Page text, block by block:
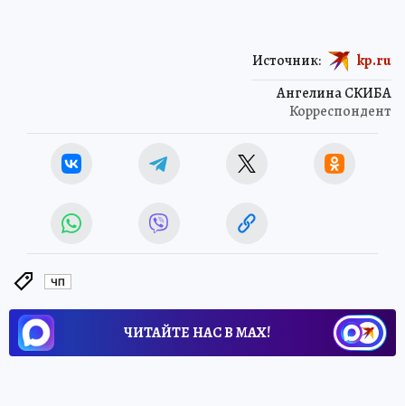
Ангелина СКИБА
Корреспондент
Источник: kp.ru
ЧП
ЧИТАЙТЕ НАС В МАХ!